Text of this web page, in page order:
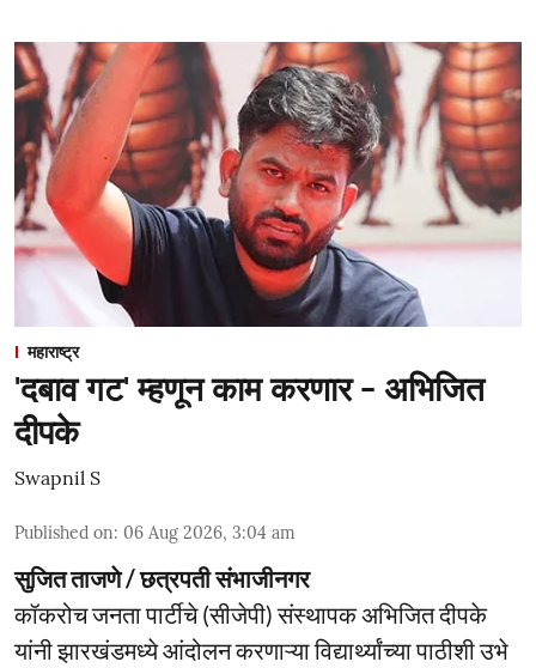
महाराष्ट्र
'दबाव गट' म्हणून काम करणार - अभिजित
दीपके
Swapnil S
Published on: 06 Aug 2026, 3:04 am
सुजित ताजणे / छत्रपती संभाजीनगर
कॉकरोच जनता पार्टीचे (सीजेपी) संस्थापक अभिजित दीपके
यांनी झारखंडमध्ये आंदोलन करणाऱ्या विद्यार्थ्यांच्या पाठीशी उभे